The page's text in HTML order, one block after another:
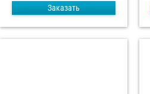
Заказать